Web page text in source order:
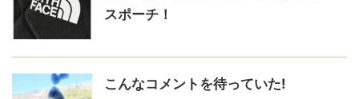
スポーチ！
こんなコメントを待っていた!